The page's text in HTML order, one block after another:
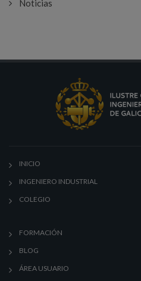
Noticias
INICIO
INGENIERO INDUSTRIAL
COLEGIO
FORMACIÓN
BLOG
ÁREA USUARIO